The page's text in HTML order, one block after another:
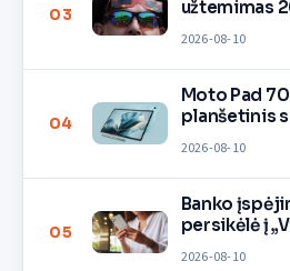
03
užtemimas
2026-08-10
04
Moto Pad
planšetinis
2026-08-10
05
Banko
persikėlė į
2026-08-10